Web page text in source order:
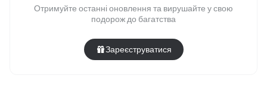
Отримуйте останні оновлення та вирушайте у свою
подорож до багатства
Зареєструватися